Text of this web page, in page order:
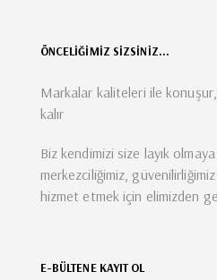
ÖNCELİĞİMİZ SİZSİNİZ...
Markalar kaliteleri ile
kalır
Biz kendimizi size layık
merkezciliğimiz,
hizmet etmek için elimizden
E-BÜLTENE KAYIT OL